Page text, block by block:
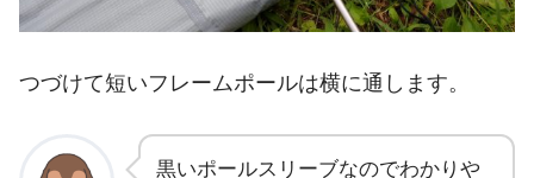
つづけて短いフレームポールは横に通します。
黒いポールスリーブなのでわかりや